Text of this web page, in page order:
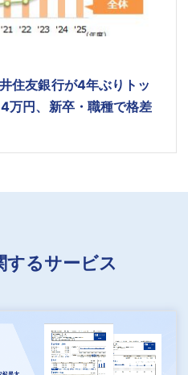
住友銀行が4年ぶりトッ
円、新卒・職種で格差
するサービス